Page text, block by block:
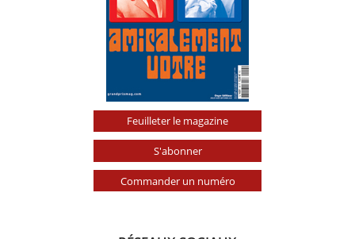
Feuilleter le magazine
S'abonner
Commander un numéro